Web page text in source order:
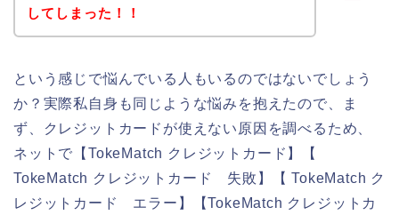
してしまった！！
という感じで悩んでいる人もいるのではないでしょう
か？実際私自身も同じような悩みを抱えたので、ま
ず、クレジットカードが使えない原因を調べるため、
ネットで【TokeMatch クレジットカード】【
TokeMatch クレジットカード 失敗】【 TokeMatch ク
レジットカード エラー】【TokeMatch クレジットカ